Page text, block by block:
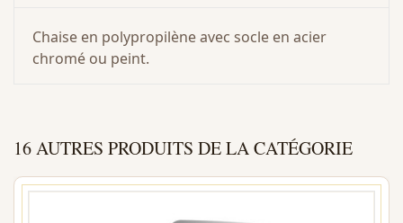
Chaise en polypropilène avec socle en acier
chromé ou peint.
16 AUTRES PRODUITS DE LA CATÉGORIE